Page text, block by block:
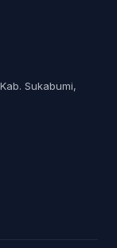
Sukabumi,